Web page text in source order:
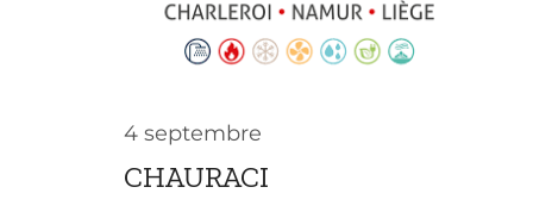
4 septembre
CHAURACI